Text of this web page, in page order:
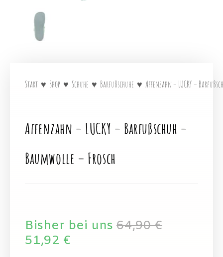
Start ♥ Shop ♥ Schuhe ♥ Barfußschuhe ♥ Affenzahn – LUCKY –
Affenzahn – LUCKY – Barfußschuh –
Baumwolle – Frosch
Bisher bei uns 64,90€
51,92 €